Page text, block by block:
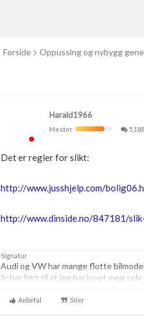
Forside Oppussing og nybygg
Harald1966
Mester
5,188
Det er regler for slikt:
http://www.jusshjelp.com/
http://www.dinside.no/847181/
Signatur
Audi og VW har mange flotte
år har ført til at jeg har lovet meg
Anbefal Siter